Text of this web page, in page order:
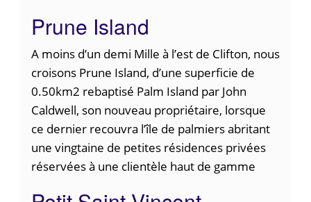
Prune Island
A moins d’un demi Mille à l’est de Clifton, nous
croisons Prune Island, d’une superficie de
0.50km2 rebaptisé Palm Island par John
Caldwell, son nouveau propriétaire, lorsque
ce dernier recouvra l’île de palmiers abritant
une vingtaine de petites résidences privées
réservées à une clientèle haut de gamme